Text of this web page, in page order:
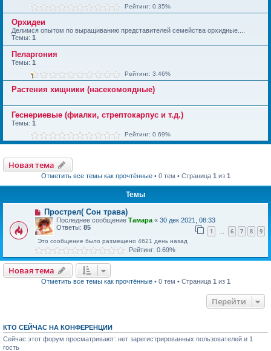
Рейтинг: 0.35%
Орхидеи
Делимся опытом по выращиванию представителей семейства орхидные....
Темы: 1
Пеларгония
Темы: 1
Рейтинг: 3.46%
Растения хищники (насекомоядные)
Геснериевые (фиалки, стрептокарпус и т.д.)
Темы: 1
Рейтинг: 0.69%
Новая тема
Отметить все темы как прочтённые• 0 тем • Страница 1 из 1
Темы
Прострел( Сон трава)
Последнее сообщение Тамара « 30 дек 2021, 08:33
Ответы: 85 1 … 6 7 8 9
Это сообщение было размещено 4621 день назад
Рейтинг: 0.69%
Новая тема
Отметить все темы как прочтённые• 0 тем • Страница 1 из 1
Перейти
КТО СЕЙЧАС НА КОНФЕРЕНЦИИ
Сейчас этот форум просматривают: нет зарегистрированных пользователей и 1
гость